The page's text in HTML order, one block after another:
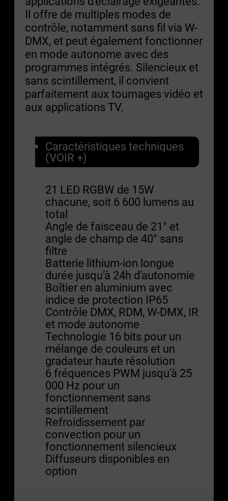
Il offre de multiples modes de
contrôle, notamment sans fil via W-
DMX, et peut également fonctionner
en mode autonome avec des
programmes intégrés. Silencieux et
sans scintillement, il convient
parfaitement aux tournages vidéo et
aux applications TV.
Caractéristiques techniques
(VOIR +)
21 LED RGBW de 15W
chacune, soit 6 600 lumens au
total
Angle de faisceau de 21° et
angle de champ de 40° sans
filtre
Batterie lithium-ion longue
durée jusqu’à 24h d’autonomie
Boîtier en aluminium avec
indice de protection IP65
Contrôle DMX, RDM, W-DMX, IR
et mode autonome
Technologie 16 bits pour un
mélange de couleurs et un
gradateur haute résolution
6 fréquences PWM jusqu’à 25
000 Hz pour un
fonctionnement sans
scintillement
Refroidissement par
convection pour un
fonctionnement silencieux
Diffuseurs disponibles en
option